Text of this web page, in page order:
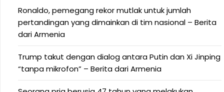
Ronaldo, pemegang rekor mutlak untuk jumlah
pertandingan yang dimainkan di tim nasional – Berita
dari Armenia
Trump takut dengan dialog antara Putin dan Xi Jinping
“tanpa mikrofon” – Berita dari Armenia